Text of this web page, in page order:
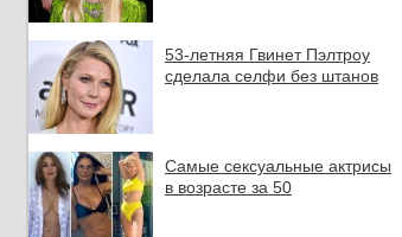
53-летняя Гвинет Пэлтроу
сделала селфи без штанов
Самые сексуальные актрисы
в возрасте за 50